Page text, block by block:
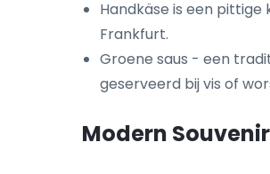
Handkäse is een
Frankfurt.
Groene saus - een
geserveerd bij vis of
Modern